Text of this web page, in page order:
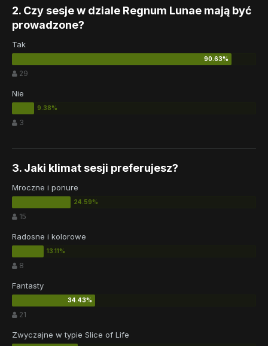
2. Czy sesje w dziale Regnum Lunae mają być
prowadzone?
Tak
29
Nie
3
3. Jaki klimat sesji preferujesz?
Mroczne i ponure
15
Radosne i kolorowe
8
Fantasty
21
Zwyczajne w typie Slice of Life